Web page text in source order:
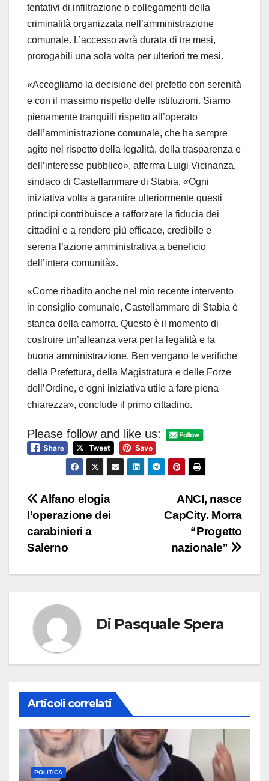
tentativi di infiltrazione o collegamenti della
criminalità organizzata nell’amministrazione
comunale. L’accesso avrà durata di tre mesi,
prorogabili una sola volta per ulteriori tre mesi.
«Accogliamo la decisione del prefetto con serenità
e con il massimo rispetto delle istituzioni. Siamo
pienamente tranquilli rispetto all’operato
dell’amministrazione comunale, che ha sempre
agito nel rispetto della legalità, della trasparenza e
dell’interesse pubblico», afferma Luigi Vicinanza,
sindaco di Castellammare di Stabia. «Ogni
iniziativa volta a garantire ulteriormente questi
principi contribuisce a rafforzare la fiducia dei
cittadini e a rendere più efficace, credibile e
serena l’azione amministrativa a beneficio
dell’intera comunità».
«Come ribadito anche nel mio recente intervento
in consiglio comunale, Castellammare di Stabia è
stanca della camorra. Questo è il momento di
costruire un’alleanza vera per la legalità e la
buona amministrazione. Ben vengano le verifiche
della Prefettura, della Magistratura e delle Forze
dell’Ordine, e ogni iniziativa utile a fare piena
chiarezza», conclude il primo cittadino.
Please follow and like us:
Navigazione
articoli
ANCI, nasce
CapCity. Morra
“Progetto
nazionale”
Alfano elogia
l’operazione dei
carabinieri a
Salerno
Di Pasquale Spera
Articoli correlati
POLITICA